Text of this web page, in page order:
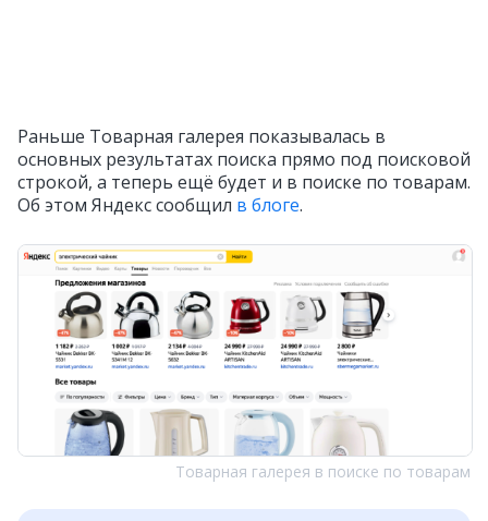
Раньше Товарная галерея показывалась в
основных результатах поиска прямо под поисковой
строкой, а теперь ещё будет и в поиске по товарам.
Об этом Яндекс сообщил в блоге.
Товарная галерея в поиске по товарам